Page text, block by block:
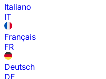
Italiano
IT
Français
FR
Deutsch